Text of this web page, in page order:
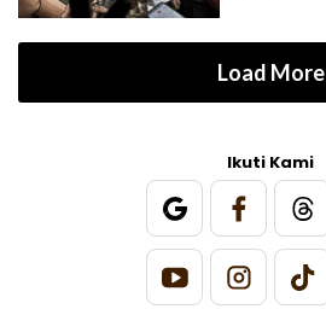
Load More
Ikuti Kami